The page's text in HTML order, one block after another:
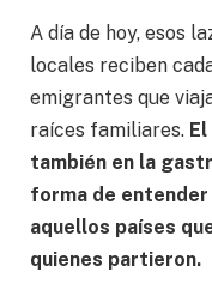
A día de hoy, esos
locales reciben
emigrantes que
raíces familiares.
también en la
forma de entender
aquellos países
quienes partieron.